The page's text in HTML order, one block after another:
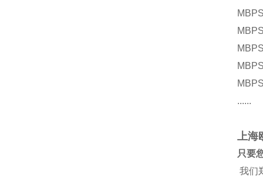
......
上海
只要
我们